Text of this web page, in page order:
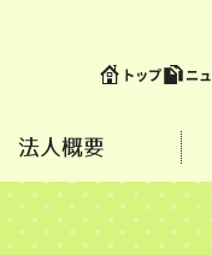
トップ ニ
法人概要